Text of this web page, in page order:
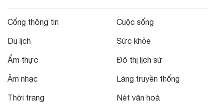
Cổng thông tin
Du lịch
Ẩm thực
Âm nhạc
Thời trang
Cuộc sống
Sức khỏe
Đô thị lịch sử
Làng truyền thống
Nét văn hoá